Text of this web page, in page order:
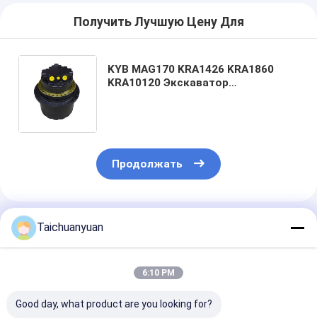
Получить Лучшую Цену Для
KYB MAG170 KRA1426 KRA1860
KRA10120 Экскаватор
Продолжать
Порекомендованные Продукты
Taichuanyuan
6:10 PM
Good day, what product are you looking for?